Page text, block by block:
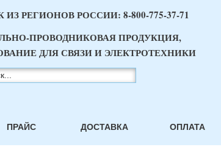
ИЗ РЕГИОНОВ РОССИИ: 8-800-775-37-71
ПРОВОДНИКОВАЯ ПРОДУКЦИЯ,
ДЛЯ СВЯЗИ И ЭЛЕКТРОТЕХНИКИ
ПРАЙС ДОСТАВКА ОПЛАТА